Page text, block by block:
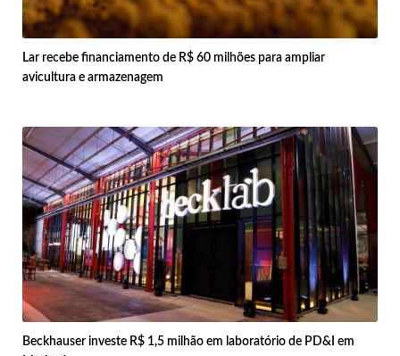
Lar recebe financiamento de R$ 60 milhões para ampliar
avicultura e armazenagem
Beckhauser investe R$ 1,5 milhão em laboratório de PD&I em